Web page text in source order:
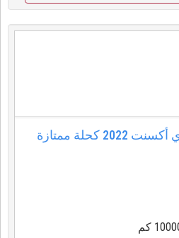
فرصة لا تعوض! هونداي أكسنت 2022 كحلة ممتازة